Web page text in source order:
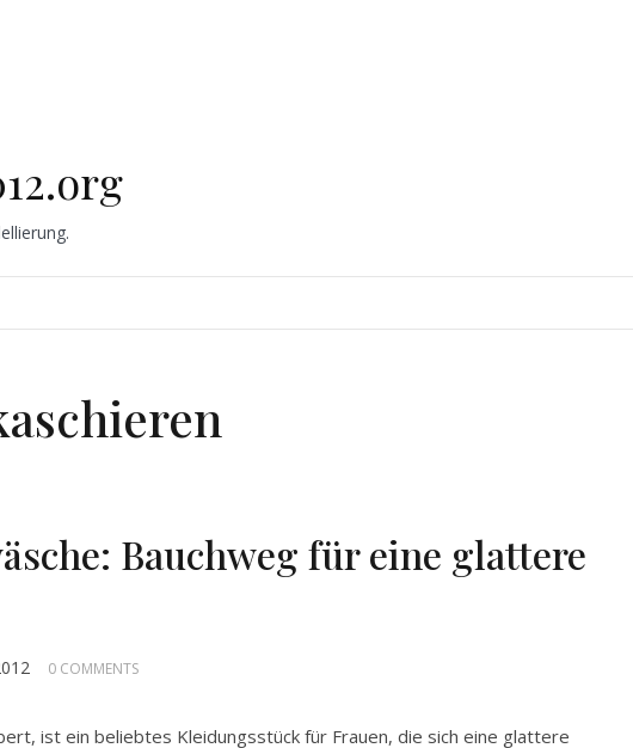
Bauchweg für eine glattere
0 COMMENTS
ist ein beliebtes Kleidungsstück für Frauen, die sich eine glattere